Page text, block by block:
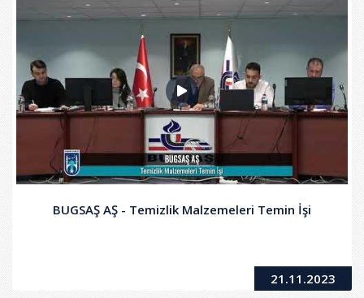
BUGSAŞ AŞ - Temizlik Malzemeleri Temin İşi
21.11.2023